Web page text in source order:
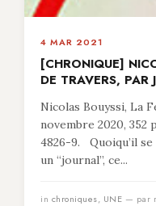
4 MAR 2021
[CHRONIQUE]
DE TRAVERS, PAR
Nicolas Bouyssi, La
novembre 2020, 352
4826-9. Quoiqu’il
un “journal”, ce...
in chroniques, UNE — par